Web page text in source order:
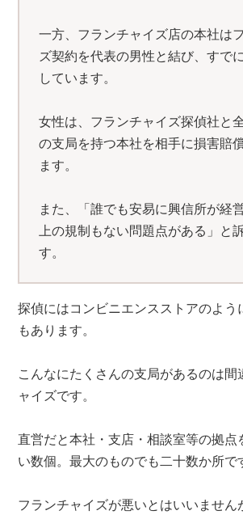
一方、フランチャイズ店の本社は
ズ契約を代表の男性と結び、すで
しています。
女性は、フランチャイズ探偵社と
の支局を持つ本社を相手に損害賠
ます。
また、「誰でも安易に興信所が経
上の規制もない問題点がある」と
す。
探偵にはコンビニエンスストアのよう
もあります。
こんなにたくさんの支局があるのは間
ャイズです。
直営だと本社・支店・相談室等の拠
い数個。最大のものでも二十数か所で
フランチャイズが悪いとはいいません